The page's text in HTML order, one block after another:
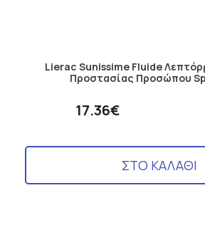
Lierac Sunissime Fluide
Προστασίας Προσώπου
17.36€
ΣΤΟ ΚΑΛΑΘΙ